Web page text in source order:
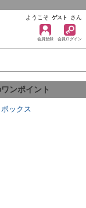
ようこそ ゲスト さん
会員登録 会員ログイン
ンポイント
ックス